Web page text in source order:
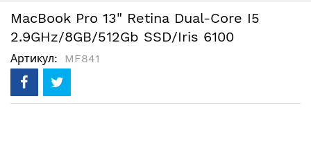
MacBook Pro 13" Retina Dual-Core I5
2.9GHz/8GB/512Gb SSD/Iris 6100
Артикул MF841